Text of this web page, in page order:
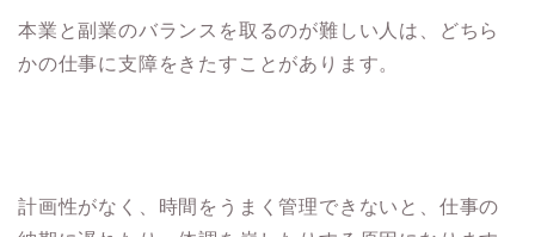
本業と副業のバランスを取るのが難しい人は、どちら
かの仕事に支障をきたすことがあります。
計画性がなく、時間をうまく管理できないと、仕事の